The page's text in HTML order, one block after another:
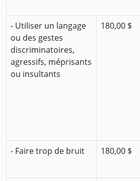
- Utiliser un langage
ou des gestes
discriminatoires,
agressifs, méprisants
ou insultants
180,00 $
- Faire trop de bruit 180,00 $